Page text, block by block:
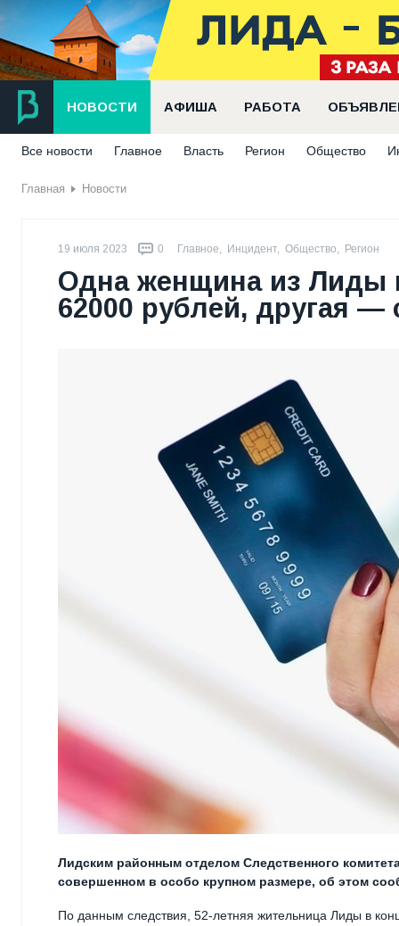
НОВОСТИ АФИША РАБОТА
Все новости Главное Власть Регион Общество
Главная Новости
19 июля 2023 0 Главное, Инцидент, Общество, Регион
Одна женщина из Лиды
62000 рублей, другая
Лидским районным отделом Следственного
совершенном в особо крупном размере, об этом
По данным следствия, 52-летняя жительница Лиды в